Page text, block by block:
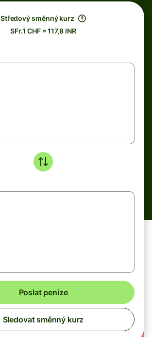
Středový směnný kurz
SFr.1 CHF = 117,8 INR
Poslat peníze
Sledovat směnný kurz